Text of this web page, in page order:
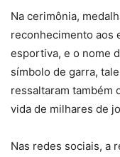
Na cerimônia,
reconhecimento aos
esportiva, e o nome
símbolo de garra,
ressaltaram também
vida de milhares de
Nas redes sociais, a